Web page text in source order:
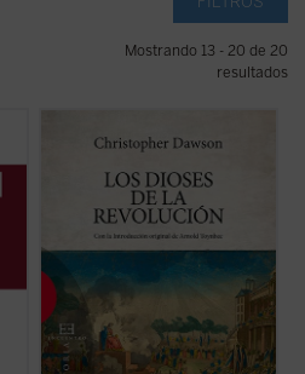
Mostrando 13 - 20 de 20
resultados
del historiador inglés Christopher Dawson,
revoluciones ilustradas, sus causas y sus
consecuencias sociales, económicas o
políticas. La originalidad de su ... (ver ficha)